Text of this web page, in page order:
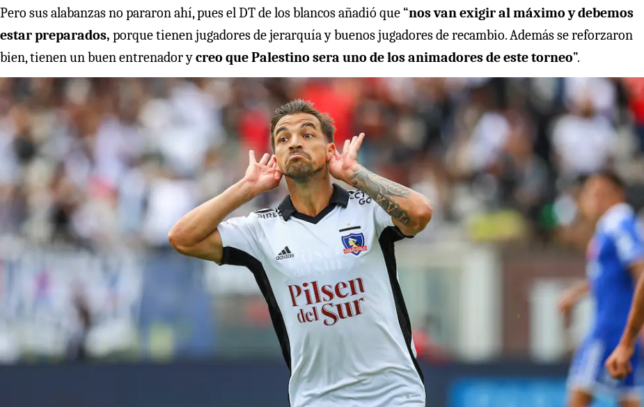
Pero sus alabanzas no pararon ahí, pues el DT de los blancos añadió que “nos van exigir al máximo y debemos
estar preparados, porque tienen jugadores de jerarquía y buenos jugadores de recambio. Además se reforzaron
bien, tienen un buen entrenador ycreo que Palestino sera uno de los animadores de este torneo”.